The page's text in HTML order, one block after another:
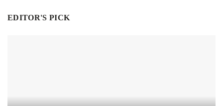
EDITOR'S PICK